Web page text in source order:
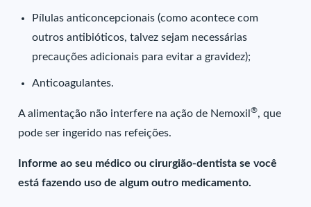
Pílulas anticoncepcionais (como acontece com
outros antibióticos, talvez sejam necessárias
precauções adicionais para evitar a gravidez);
Anticoagulantes.
A alimentação não interfere na ação de Nemoxil®, que
pode ser ingerido nas refeições.
Informe ao seu médico ou cirurgião-dentista se você
está fazendo uso de algum outro medicamento.